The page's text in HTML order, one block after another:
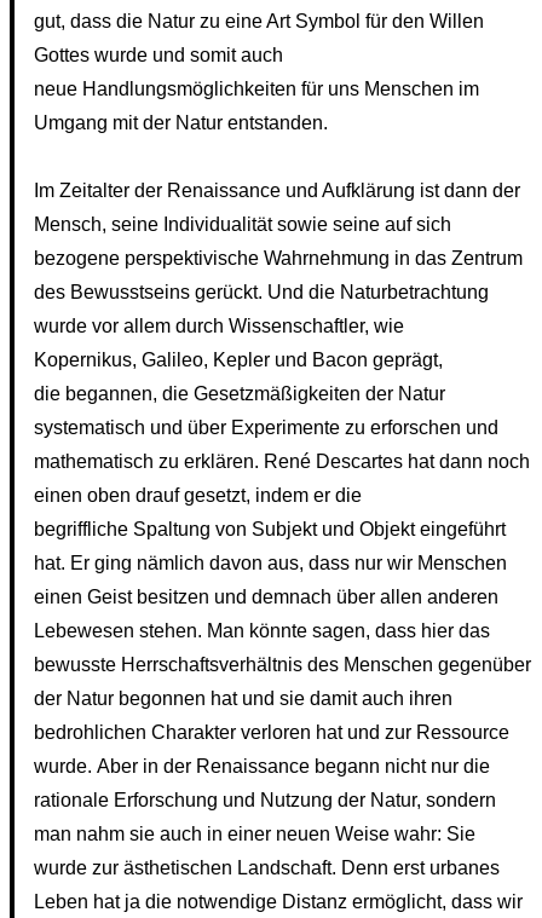
gut, dass die Natur zu eine Art Symbol für den Willen
Gottes wurde und somit auch
neue Handlungsmöglichkeiten für uns Menschen im
Umgang mit der Natur entstanden.
Im Zeitalter der Renaissance und Aufklärung ist dann der
Mensch, seine Individualität sowie seine auf sich
bezogene perspektivische Wahrnehmung in das Zentrum
des Bewusstseins gerückt. Und die Naturbetrachtung
wurde vor allem durch Wissenschaftler, wie
Kopernikus, Galileo, Kepler und Bacon geprägt,
die begannen, die Gesetzmäßigkeiten der Natur
systematisch und über Experimente zu erforschen und
mathematisch zu erklären. René Descartes hat dann noch
einen oben drauf gesetzt, indem er die
begriffliche Spaltung von Subjekt und Objekt eingeführt
hat. Er ging nämlich davon aus, dass nur wir Menschen
einen Geist besitzen und demnach über allen anderen
Lebewesen stehen. Man könnte sagen, dass hier das
bewusste Herrschaftsverhältnis des Menschen gegenüber
der Natur begonnen hat und sie damit auch ihren
bedrohlichen Charakter verloren hat und zur Ressource
wurde. Aber in der Renaissance begann nicht nur die
rationale Erforschung und Nutzung der Natur, sondern
man nahm sie auch in einer neuen Weise wahr: Sie
wurde zur ästhetischen Landschaft. Denn erst urbanes
Leben hat ja die notwendige Distanz ermöglicht, dass wir